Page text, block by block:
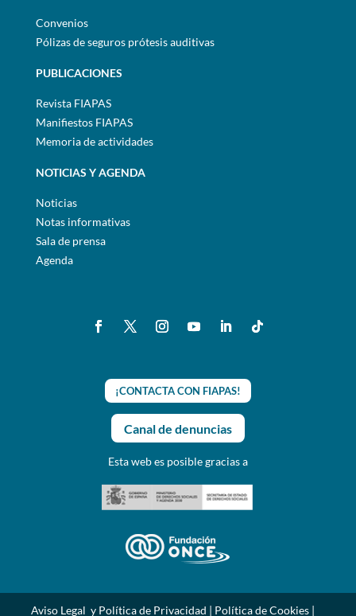
Convenios
Pólizas de seguros prótesis auditivas
PUBLICACIONES
Revista FIAPAS
Manifiestos FIAPAS
Memoria de actividades
NOTICIAS Y AGENDA
Noticias
Notas informativas
Sala de prensa
Agenda
¡CONTACTA CON FIAPAS!
Canal de denuncias
Esta web es posible gracias a
Aviso Legal y Política de Privacidad | Política de Cookies|